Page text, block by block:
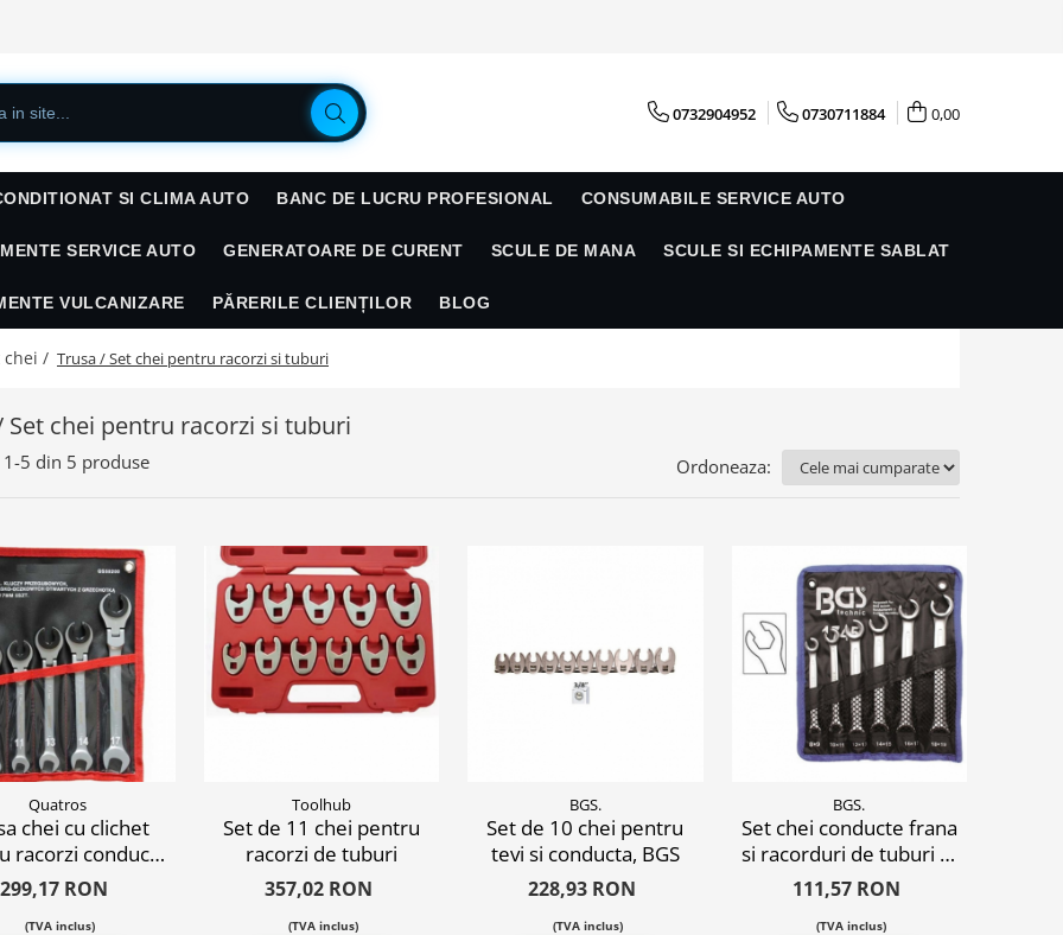
0732904952 0730711884 0,00
SI CLIMA AUTO BANC DE LUCRU PROFESIONAL CONSUMABILE SERVICE AUTO
SERVICE AUTO GENERATOARE DE CURENT SCULE DE MANA SCULE SI ECHIPAMENTE SABLAT
VULCANIZARE PĂRERILE CLIENȚILOR BLOG
chei / Trusa / Set chei pentru racorzi si tuburi
Set chei pentru racorzi si tuburi
1-5 din 5 produse Ordoneaza:
Quatros
chei cu clichet
racorzi conducta
frana 10-17mm
299,17 RON
(TVA inclus)
Toolhub
Set de 11 chei pentru
racorzi de tuburi
357,02 RON
(TVA inclus)
BGS.
Set de 10 chei pentru
tevi si conducta, BGS
228,93 RON
(TVA inclus)
BGS.
Set chei conducte frana
si racorduri de tuburi 8-
19 mm, 6 buc
111,57 RON
(TVA inclus)